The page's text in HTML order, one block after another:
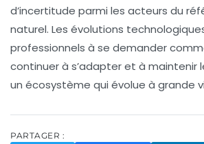
d’incertitude parmi les acteurs du
naturel. Les évolutions
professionnels à se demander
continuer à s’adapter et à maintenir
un écosystème qui évolue à grande
PARTAGER :